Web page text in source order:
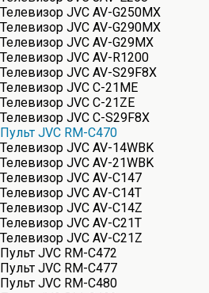
Телевизор JVC AV-G250MX
Телевизор JVC AV-G290MX
Телевизор JVC AV-G29MX
Телевизор JVC AV-R1200
Телевизор JVC AV-S29F8X
Телевизор JVC C-21ME
Телевизор JVC C-21ZE
Телевизор JVC C-S29F8X
Пульт JVC RM-C470
Телевизор JVC AV-14WBK
Телевизор JVC AV-21WBK
Телевизор JVC AV-C147
Телевизор JVC AV-C14T
Телевизор JVC AV-C14Z
Телевизор JVC AV-C21T
Телевизор JVC AV-C21Z
Пульт JVC RM-C472
Пульт JVC RM-C477
Пульт JVC RM-C480